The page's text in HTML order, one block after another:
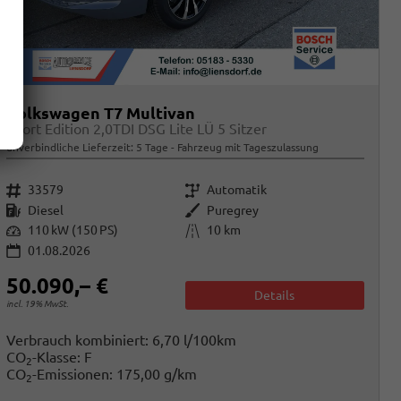
Volkswagen T7 Multivan
Sport Edition 2,0TDI DSG Lite LÜ 5 Sitzer
unverbindliche Lieferzeit: 5 Tage Fahrzeug mit Tageszulassung
Fahrzeugnr. 33579 Getriebe Automatik
Kraftstoff Diesel Außenfarbe Puregrey
Leistung 110 kW (150 PS) Kilometerstand
10 km
01.08.2026
50.090,– €
incl. 19% MwSt.
Details
Verbrauch kombiniert: 6,70 l/100km
CO2-Klasse: F
CO2-Emissionen: 175,00 g/km